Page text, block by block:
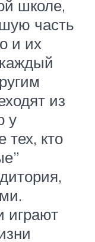
школе,
часть
и их
из
у
тех, кто
играют